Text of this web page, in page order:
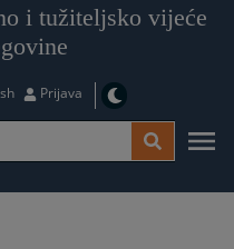
i tužiteljsko vijeće
Prijava